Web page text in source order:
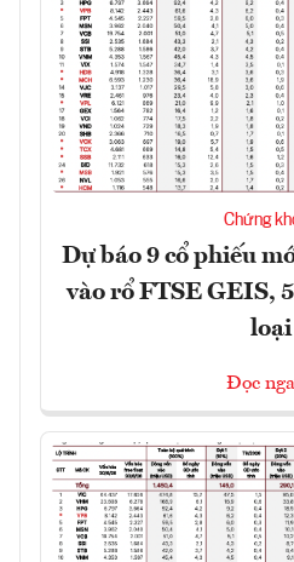
Chứng
Dự báo 9 cổ phiếu
vào rổ FTSE GEIS,
loại
Đọc